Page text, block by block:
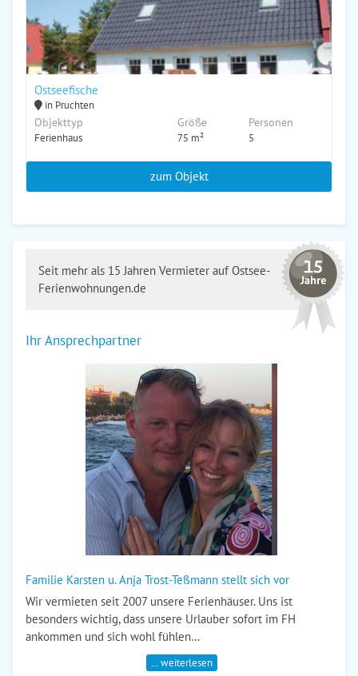
Ostseefische
in Pruchten
Objekttyp
Ferienhaus
Größe
75 m²
Personen
5
zum Objekt
Seit mehr als 15 Jahren Vermieter auf Ostsee-
Ferienwohnungen.de
Ihr Ansprechpartner
Familie Karsten u. Anja Trost-Teßmann stellt sich vor
Wir vermieten seit 2007 unsere Ferienhäuser. Uns ist
besonders wichtig, dass unsere Urlauber sofort im FH
ankommen und sich wohl fühlen…
… weiterlesen